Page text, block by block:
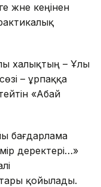
және кеңінен
халықтың – Ұлы
– ұрпаққа
«Абай
бағдарлама
деректері…»
қойылады.